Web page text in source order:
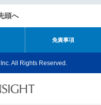
頭へ
免責事項
All Rights Reserved.